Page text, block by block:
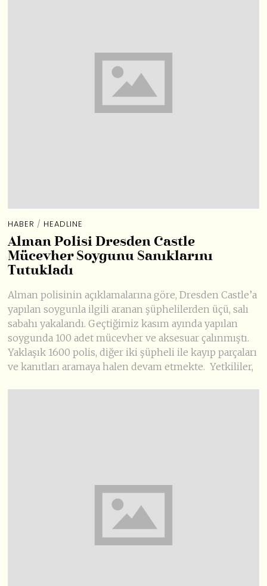
HABER / HEADLINE
Alman Polisi Dresden Castle
Mücevher Soygunu Sanıklarını
Tutukladı
Alman polisinin açıklamalarına göre, Dresden Castle’a
yapılan soygunla ilgili aranan şüphelilerden üçü, salı
sabahı yakalandı. Geçtiğimiz kasım ayında yapılan
soygunda 100 adet mücevher ve aksesuar çalınmıştı.
Yaklaşık 1600 polis, diğer iki şüpheli ile kayıp parçaları
ve kanıtları aramaya halen devam etmekte. Yetkililer,